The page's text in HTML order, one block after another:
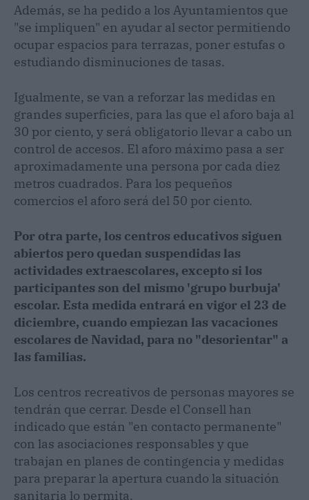
Además, se ha pedido a los Ayuntamientos que
"se impliquen" en ayudar al sector permitiendo
ocupar espacios para terrazas, poner estufas o
estudiando disminuciones de tasas.
Igualmente, se van a reforzar las medidas en
grandes superficies, para las que el aforo baja al
30 por ciento, y será obligatorio llevar a cabo un
control de accesos. El aforo máximo pasa a ser
aproximadamente una persona por cada diez
metros cuadrados. Para los pequeños
comercios el aforo será del 50 por ciento.
Por otra parte, los centros educativos siguen
abiertos pero quedan suspendidas las
actividades extraescolares, excepto si los
participantes son del mismo 'grupo burbuja'
escolar. Esta medida entrará en vigor el 23 de
diciembre, cuando empiezan las vacaciones
escolares de Navidad, para no "desorientar" a
las familias.
Los centros recreativos de personas mayores se
tendrán que cerrar. Desde el Consell han
indicado que están "en contacto permanente"
con las asociaciones responsables y que
trabajan en planes de contingencia y medidas
para preparar la apertura cuando la situación
sanitaria lo permita.